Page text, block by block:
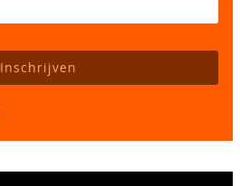
Inschrijven